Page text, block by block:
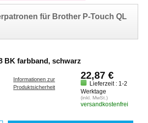
für Brother P-Touch QL
BK farbband, schwarz
Informationen zur
Produktsicherheit
22,87 €
Lieferzeit : 1-2
Werktage
(inkl. MwSt.)
versandkostenfrei